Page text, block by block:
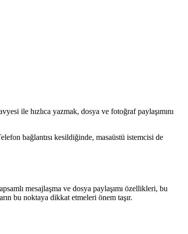
ile hızlıca yazmak, dosya ve fotoğraf paylaşımını
bağlantısı kesildiğinde, masaüstü istemcisi de
mesajlaşma ve dosya paylaşımı özellikleri, bu
bu noktaya dikkat etmeleri önem taşır.